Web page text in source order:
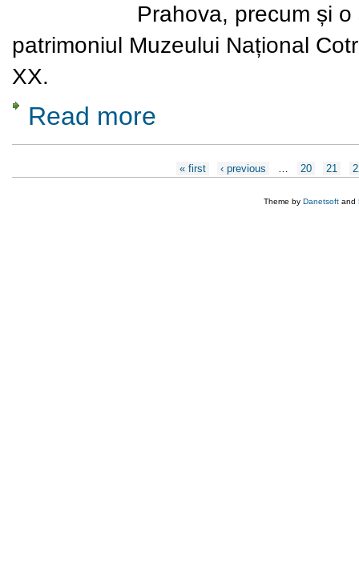
Prahova, precum și
patrimoniul Muzeului Național
XX.
Read more
« first ‹ previous 20 21
Theme by Danetsoft and